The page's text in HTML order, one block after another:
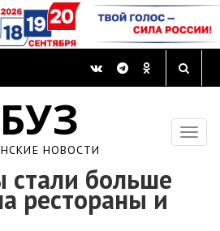
НОВОСТИ
стали больше
рестораны и